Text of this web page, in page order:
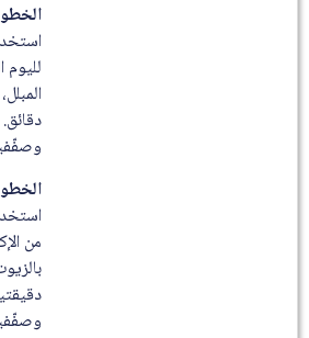
الخطوة ٥: بعد ١٥
الخطوة ٦: بعد ٣٠
من